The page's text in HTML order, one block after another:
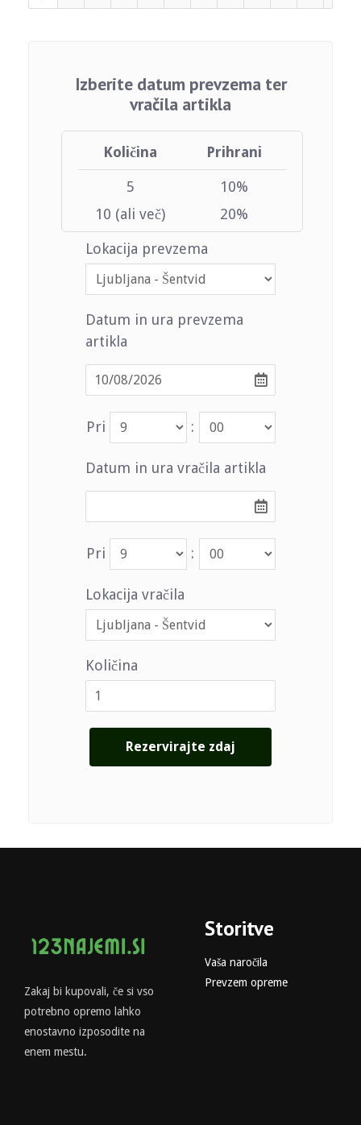
Izberite datum prevzema ter
vračila artikla
Količina Prihrani
5
10%
10 (ali več)
20%
Lokacija prevzema
Datum in ura prevzema
artikla
Pri :
Datum in ura vračila artikla
Pri :
Lokacija vračila
Količina
Zakaj bi kupovali, če si vso
potrebno opremo lahko
enostavno izposodite na
enem mestu.
Storitve
Vaša naročila
Prevzem opreme